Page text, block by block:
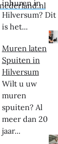
inhuren in
Hilversum? Dit
is het...
Muren laten
Spuiten in
Hilversum
Wilt u uw
muren
spuiten? Al
meer dan 20
jaar...